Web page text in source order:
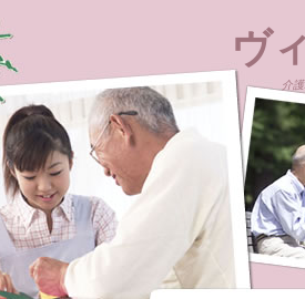
ヴ
介